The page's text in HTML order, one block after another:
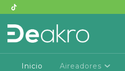
Inicio Aireadores